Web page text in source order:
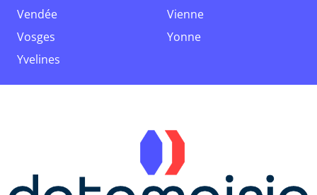
Vendée
Vienne
Vosges
Yonne
Yvelines